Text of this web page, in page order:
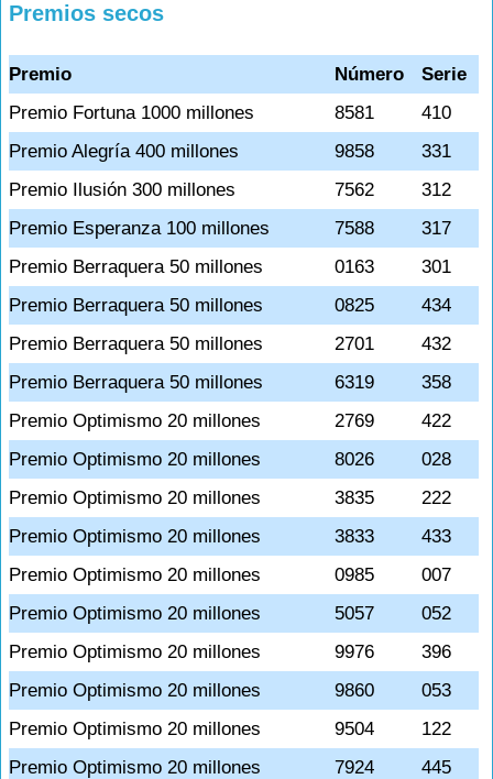
Premios secos
Premio Número
Serie
Premio Fortuna 1000 millones
8581
410
Premio Alegría 400 millones
9858
331
Premio Ilusión 300 millones
7562
312
Premio Esperanza 100 millones
7588
317
Premio Berraquera 50 millones
0163
301
Premio Berraquera 50 millones
0825
434
Premio Berraquera 50 millones
2701
432
Premio Berraquera 50 millones
6319
358
Premio Optimismo 20 millones
2769
422
Premio Optimismo 20 millones
8026
028
Premio Optimismo 20 millones
3835
222
Premio Optimismo 20 millones
3833
433
Premio Optimismo 20 millones
0985
007
Premio Optimismo 20 millones
5057
052
Premio Optimismo 20 millones
9976
396
Premio Optimismo 20 millones
9860
053
Premio Optimismo 20 millones
9504
122
Premio Optimismo 20 millones
7924
445